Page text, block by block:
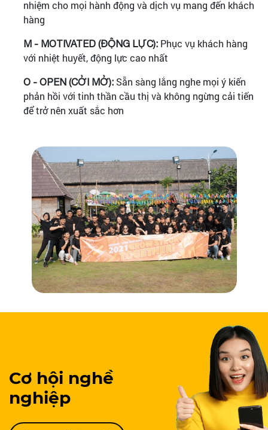
nhiệm cho mọi hành động và dịch vụ mang đến khách
hàng
M - MOTIVATED (ĐỘNG LỰC): Phục vụ khách hàng
với nhiệt huyết, động lực cao nhất
O - OPEN (CỞI MỞ): Sẵn sàng lắng nghe mọi ý kiến
phản hồi với tinh thần cầu thị và không ngừng cải tiến
để trở nên xuất sắc hơn
Cơ hội nghề
nghiệp